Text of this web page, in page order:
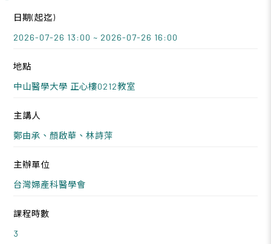
日期(起迄)
2026-07-26 13:00 ~ 2026-07-26 16:00
地點
中山醫學大學 正心樓0212教室
主講人
鄭由承、顏啟華、林詩萍
主辦單位
台灣婦產科醫學會
課程時數
3